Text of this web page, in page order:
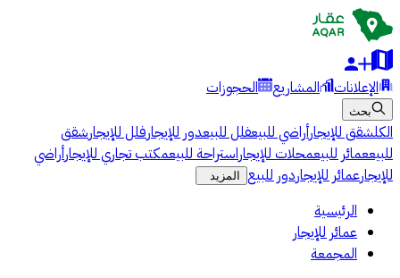
الإعلانات المشاريع الحجوزات
بحث
الكلشقق للإيجارأراضي للبيعفلل للبيعدور للإيجارفلل للإيجارشقق
للبيععمائر للبيعمحلات للإيجاراستراحة للبيعمكتب تجاري للإيجارأراضي
للإيجارعمائر للإيجاردور للبيع المزيد
الرئيسية
عمائر للإيجار
المجمعة